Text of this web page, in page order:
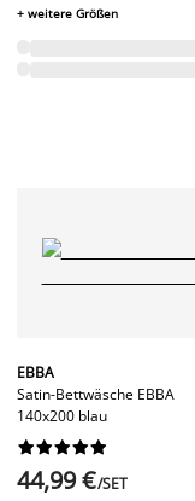
+ weitere Größen
EBBA
Satin-Bettwäsche EBBA
140x200 blau






44,99 €/SET